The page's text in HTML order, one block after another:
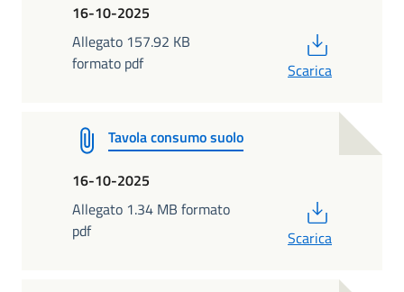
16-10-2025
Allegato 157.92 KB
formato pdf
Scarica
Tavola consumo suolo
16-10-2025
Allegato 1.34 MB formato
pdf
Scarica